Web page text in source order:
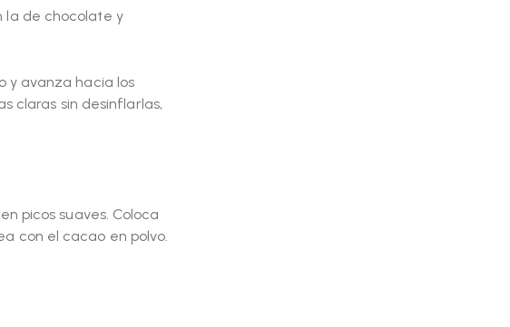
la de chocolate y
y avanza hacia los
claras sin desinflarlas,
picos suaves. Coloca
con el cacao en polvo.